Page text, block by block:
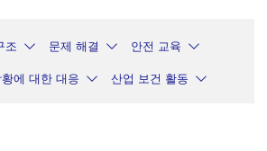
조 문제 해결 안전 교육
에 대한 대응 산업 보건 활동